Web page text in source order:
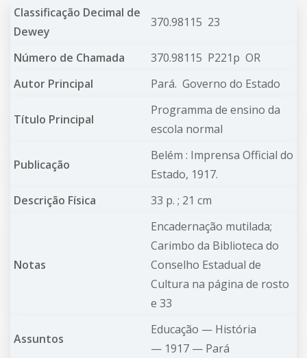
Classificação Decimal de
Dewey
370.98115 23
Número de Chamada
370.98115 P221p OR
Autor Principal
Pará. Governo do Estado
Título Principal
Programma de ensino da
escola normal
Publicação
Belém : Imprensa Official do
Estado, 1917.
Descrição Física
33 p. ; 21 cm
Notas
Encadernação mutilada;
Carimbo da Biblioteca do
Conselho Estadual de
Cultura na página de rosto
e 33
Assuntos
Educação — História
— 1917 — Pará